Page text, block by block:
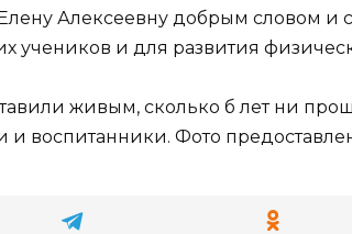
Алексеевну добрым словом и с
учеников и для развития
живым, сколько б лет ни
и воспитанники. Фото